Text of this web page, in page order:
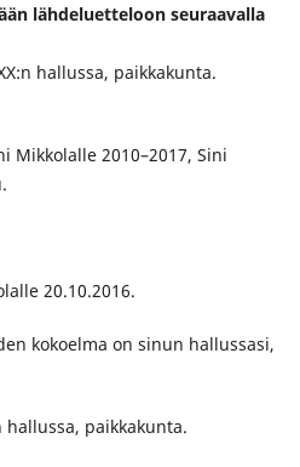
lähdeluetteloon seuraavalla
hallussa, paikkakunta.
Mikkolalle 2010–2017, Sini
20.10.2016.
kokoelma on sinun hallussasi,
paikkakunta.